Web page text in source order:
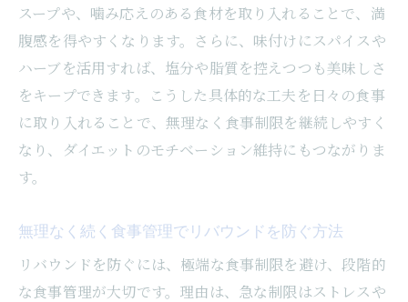
スープや、噛み応えのある食材を取り入れることで、満
腹感を得やすくなります。さらに、味付けにスパイスや
ハーブを活用すれば、塩分や脂質を控えつつも美味しさ
をキープできます。こうした具体的な工夫を日々の食事
に取り入れることで、無理なく食事制限を継続しやすく
なり、ダイエットのモチベーション維持にもつながりま
す。
無理なく続く食事管理でリバウンドを防ぐ方法
リバウンドを防ぐには、極端な食事制限を避け、段階的
な食事管理が大切です。理由は、急な制限はストレスや